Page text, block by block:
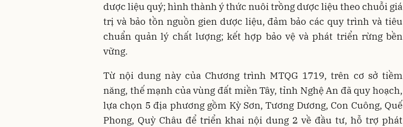
dược liệu quý; hình thành ý thức nuôi trồng dược liệu theo chuỗi giá
trị và bảo tồn nguồn gien dược liệu, đảm bảo các quy trình và tiêu
chuẩn quản lý chất lượng; kết hợp bảo vệ và phát triển rừng bền
vững.
Từ nội dung này của Chương trình MTQG 1719, trên cơ sở tiềm
năng, thế mạnh của vùng đất miền Tây, tỉnh Nghệ An đã quy hoạch,
lựa chọn 5 địa phương gồm Kỳ Sơn, Tương Dương, Con Cuông, Quế
Phong, Quỳ Châu để triển khai nội dung 2 về đầu tư, hỗ trợ phát